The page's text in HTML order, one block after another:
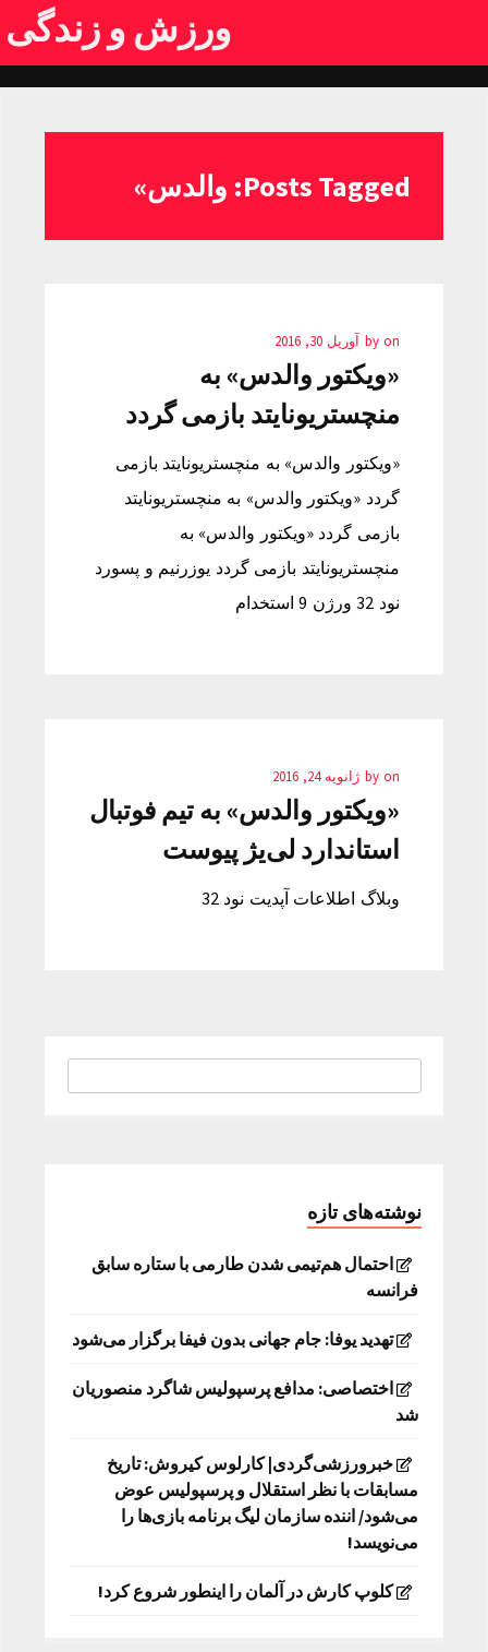
ورزش و زندگی
Posts Tagged: والدس»
by on آوریل 30, 2016
«ویکتور والدس» به
منچستریونایتد بازمی گردد
«ویکتور والدس» به منچستریونایتد بازمی
گردد «ویکتور والدس» به منچستریونایتد
بازمی گردد «ویکتور والدس» به
منچستریونایتد بازمی گردد یوزرنیم و پسورد
نود 32 ورژن 9 استخدام
by on ژانویه 24, 2016
«ویکتور والدس» به تیم فوتبال
استاندارد لی‌یژ پیوست
وبلاگ اطلاعات آپدیت نود 32
نوشته‌های تازه
احتمال هم‌تیمی شدن طارمی با ستاره سابق
فرانسه
تهدید یوفا: جام جهانی بدون فیفا برگزار می‌شود
اختصاصی: مدافع پرسپولیس شاگرد منصوریان
شد
خبرورزشی‌گردی| کارلوس کیروش: تاریخ
مسابقات با نظر استقلال و پرسپولیس عوض
می‌شود/ اننده سازمان لیگ برنامه بازی‌ها را
می‌نویسد!
کلوپ کارش در آلمان را اینطور شروع کرد!